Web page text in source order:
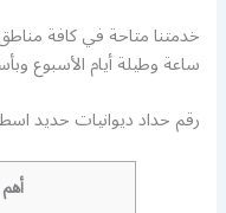
ساعة وطيلة أيام الأسبوع
رقم حداد ديوانيات حديد